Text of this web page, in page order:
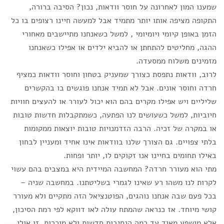
שמענו המון לאחרונה על חוסר וודאות, נכון? הסיבה ברורה,
התקופה מציפה אותו יותר מתמיד אבל למעשה חיינו רצופים בו כל
הזמן באופן קיומי ויומיומי , למשל כשאנחנו מתיישבים מאחורי
ההגה, מחליטים להתחתן או להביא ילדים או אפילו כשאנחנו
מזמינים משלוח ממסעדה.
לרוב, וודאות נתפסת כצורך שמעניק בטחון וחוסר וודאות כמציף
חרדה וחוסר אונים. אבל לא תמיד אנחנו פוגשים בו בהקשרים
שליליים ויש אפילו מקרים בהם הוא יכול לעורר או להעצים חוויות
חיוביות, למשל כשעושים לנו הפתעה, כשמתקבלות חדשות טובות
או במקרה של זכיה. הרבה הזדמנויות טובות יוצאות ממקומות
בלתי צפויים. גם הצורך שלנו בוודאות אינו אחיד ומעניין לבחון
באילו תחומים בחיינו אנו זקוקים לו, יותר ופחות.
מתי הוא מעורר חרדה? המחשבה המיידית היא במצבים בהם עשוי
לקרות לנו משהו רע שאינו לגמרי בשליטתנו. במחשבה שניה –
בכל פעם שבה אנחנו נוהגים, הפוטנציאל הזה מתקיים ולא מעורר
קושי מיוחד. אז כנראה שהמתח עולה לאו דווקא לפי רמת הסיכון,